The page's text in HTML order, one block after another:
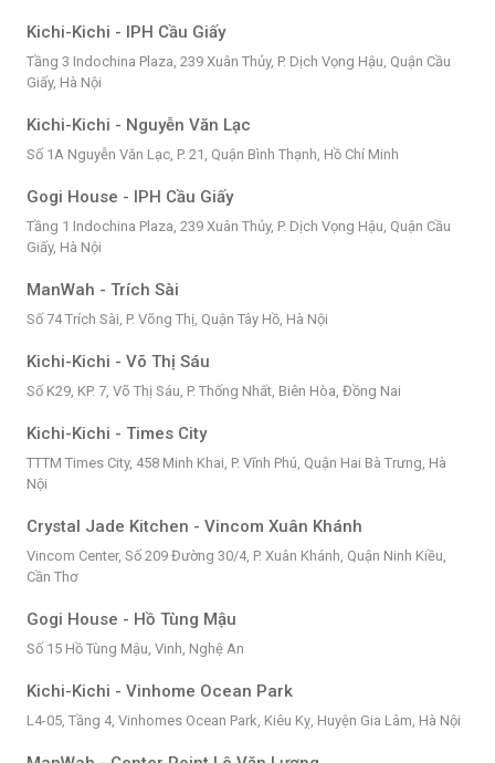
Kichi-Kichi - IPH Cầu Giấy
Tầng 3 Indochina Plaza, 239 Xuân Thủy, P. Dịch Vọng Hậu, Quận Cầu
Giấy, Hà Nội
Kichi-Kichi - Nguyễn Văn Lạc
Số 1A Nguyễn Văn Lạc, P. 21, Quận Bình Thạnh, Hồ Chí Minh
Gogi House - IPH Cầu Giấy
Tầng 1 Indochina Plaza, 239 Xuân Thủy, P. Dịch Vọng Hậu, Quận Cầu
Giấy, Hà Nội
ManWah - Trích Sài
Số 74 Trích Sài, P. Võng Thị, Quận Tây Hồ, Hà Nội
Kichi-Kichi - Võ Thị Sáu
Số K29, KP. 7, Võ Thị Sáu, P. Thống Nhất, Biên Hòa, Đồng Nai
Kichi-Kichi - Times City
TTTM Times City, 458 Minh Khai, P. Vĩnh Phú, Quận Hai Bà Trưng, Hà
Nội
Crystal Jade Kitchen - Vincom Xuân Khánh
Vincom Center, Số 209 Đường 30/4, P. Xuân Khánh, Quận Ninh Kiều,
Cần Thơ
Gogi House - Hồ Tùng Mậu
Số 15 Hồ Tùng Mậu, Vinh, Nghệ An
Kichi-Kichi - Vinhome Ocean Park
L4-05, Tầng 4, Vinhomes Ocean Park, Kiêu Kỵ, Huyện Gia Lâm, Hà Nội